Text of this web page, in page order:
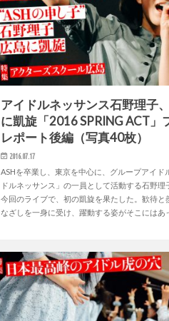
アイドルネッサンス石野理子
に凱旋「2016 SPRING ACT」
レポート後編（写真40枚）
2016.07.17
ASHを卒業し、東京を中心に、グループアイド
ドルネッサンス」の一員として活動する石野理
今回のライブで、初の凱旋を果たした。歓待と
なざしを一身に受け、躍動する姿がそこにはあ